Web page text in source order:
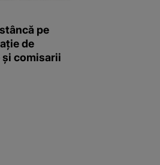
pe
de
comisarii